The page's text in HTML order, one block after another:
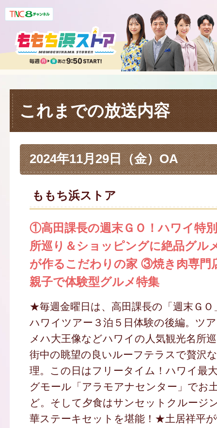
これまでの放送内容
2024年11月29日（金）OA
ももち浜ストア
①高田課長の週末ＧＯ！ハワイ特
所巡り＆ショッピングに絶品グル
が作るこだわりの家 ③焼き肉専門
親子で体験型グルメ特集
★毎週金曜日は、高田課長の「週末ＧＯ
ハワイツアー３泊５日体験の後編。ツ
メハ大王像などハワイの人気観光名所
街中の眺望の良いルーフテラスで贅沢
理。この日はフリータイム！ハワイ最
グモール「アラモアナセンター」でお
ど。そして夕食はサンセットクルージ
華ステーキセットを堪能！★土居祥平